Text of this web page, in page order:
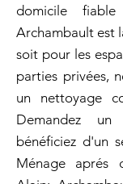
domicile
Archambault est
soit pour les
parties privées,
un nettoyage
Demandez
bénéficiez d'un
Ménage aprés